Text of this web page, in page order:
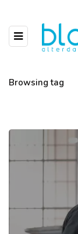
Browsing tag